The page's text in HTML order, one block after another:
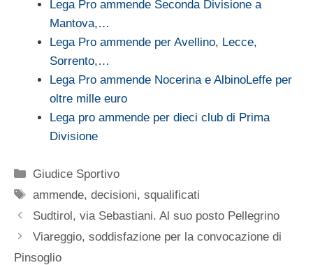
Lega Pro ammende Seconda Divisione a
Mantova,…
Lega Pro ammende per Avellino, Lecce,
Sorrento,…
Lega Pro ammende Nocerina e AlbinoLeffe per
oltre mille euro
Lega pro ammende per dieci club di Prima
Divisione
Categorie
Giudice Sportivo
Tag
ammende,decisioni,squalificati
Sudtirol, via Sebastiani. Al suo posto Pellegrino
Viareggio, soddisfazione per la convocazione di
Pinsoglio